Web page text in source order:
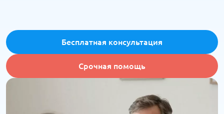
Бесплатная консультация
Срочная помощь